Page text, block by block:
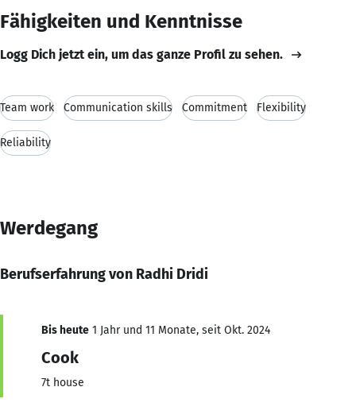
Fähigkeiten und Kenntnisse
Logg Dich jetzt ein, um das ganze Profil zu sehen.
Team work Communication skills Commitment Flexibility
Reliability
Werdegang
Berufserfahrung von Radhi Dridi
Bis heute 1 Jahr und 11 Monate, seit Okt. 2024
Cook
7t house